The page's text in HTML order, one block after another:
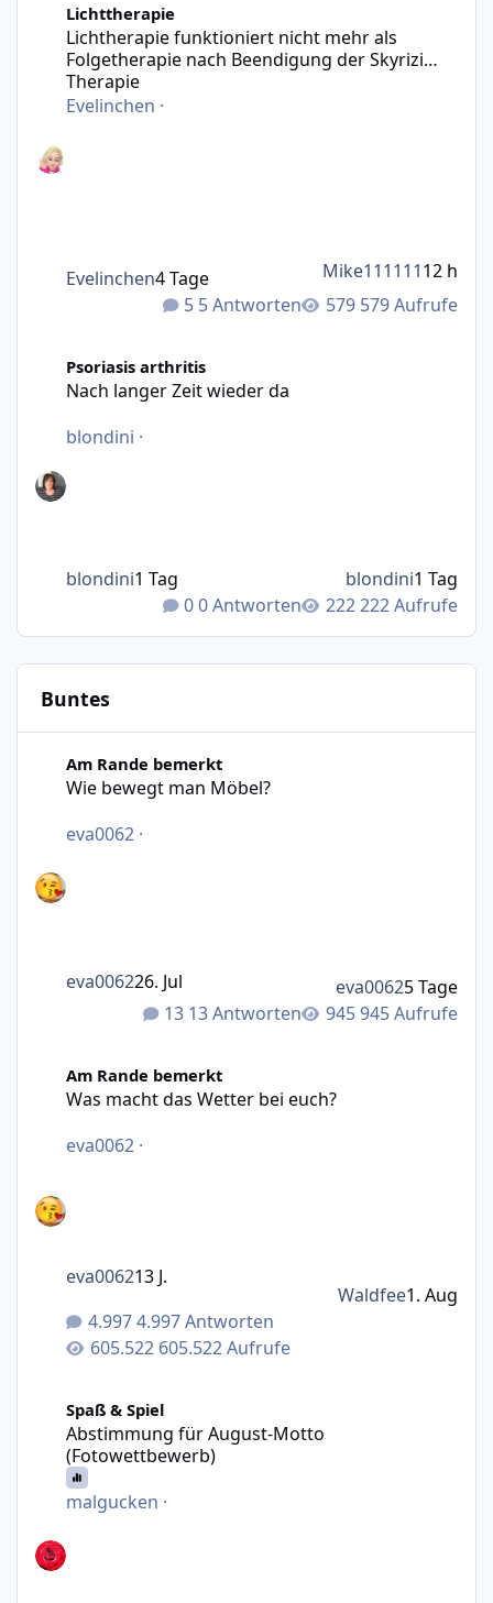
Lichttherapie
Lichtherapie funktioniert nicht mehr als
Folgetherapie nach Beendigung der Skyrizi
Therapie
Evelinchen ·
5 Antworten 579 Aufrufe
Evelinchen4 Tage Mike11111112 h
Psoriasis arthritis
Nach langer Zeit wieder da
blondini ·
0 Antworten 222 Aufrufe
blondini1 Tag blondini1 Tag
Buntes
Am Rande bemerkt
Wie bewegt man Möbel?
eva0062 ·
13 Antworten 945 Aufrufe
eva006226. Jul eva00625 Tage
Am Rande bemerkt
Was macht das Wetter bei euch?
eva0062 ·
4.997 Antworten
605.522 Aufrufe
eva006213 J.
Waldfee1. Aug
Spaß & Spiel
Abstimmung für August-Motto
(Fotowettbewerb)
malgucken ·